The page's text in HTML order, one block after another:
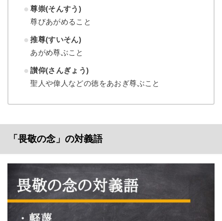
尊崇(そんすう)
尊びあがめること
推尊(すいそん)
あがめ尊ぶこと
讃仰(さんぎょう)
聖人や偉人などの徳をあおぎ尊ぶこと
「畏敬の念」の対義語